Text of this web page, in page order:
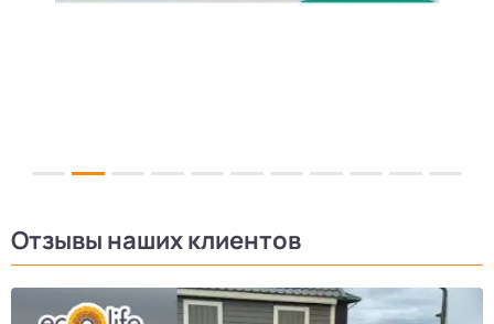
Отзывы наших клиентов